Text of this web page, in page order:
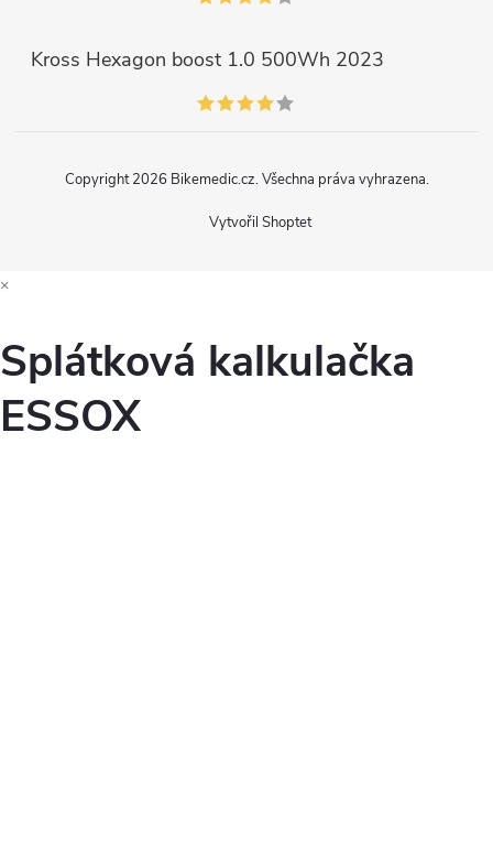
Kross Hexagon boost 1.0 500Wh 2023
Vytvořil Shoptet
Copyright 2026 Bikemedic.cz. Všechna práva vyhrazena.
×
Splátková kalkulačka
ESSOX